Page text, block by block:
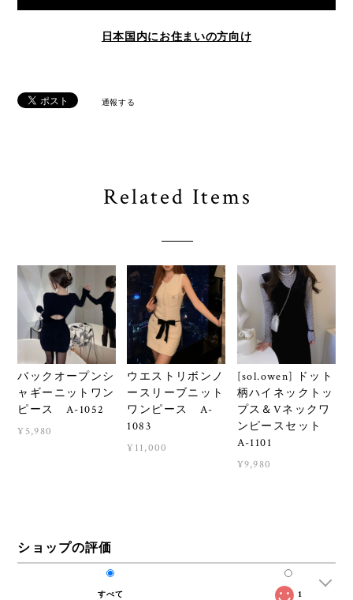
日本国内にお住まいの方向け
通報する
Related Items
バックオープンシ
ャギーニットワン
ピース A-1052
¥5,980
ウエストリボンノ
ースリーブニット
ワンピース A-
1083
¥11,000
[sol.owen] ドット
柄ハイネックトッ
プス＆Vネックワ
ンピースセット
A-1101
¥9,980
ショップの評価
すべて 1